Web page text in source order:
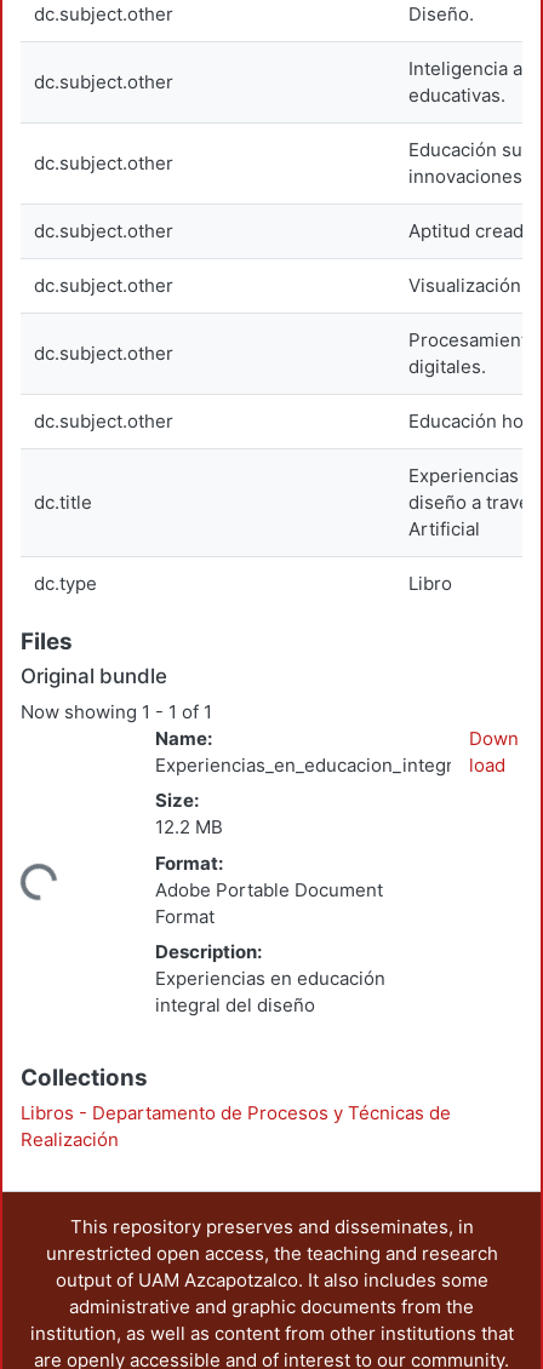
dc.subject.other Diseño.
dc.subject.other
Inteligencia
educativas.
dc.subject.other
Educación
innovaciones
dc.subject.other Aptitud
dc.subject.other Visualización
dc.subject.other
digitales.
dc.subject.other Educación
dc.title
Experiencias
diseño a
Artificial
dc.type Libro
Files
Original bundle
Now showing 1 - 1 of 1
Loading...
Name:
Size:
12.2 MB
Format:
Adobe Portable Document
Format
Description:
Experiencias en educación
integral del diseño
Down
load
Collections
Libros - Departamento de Procesos y Técnicas de
Realización
This repository preserves and disseminates, in
unrestricted open access, the teaching and research
output of UAM Azcapotzalco. It also includes some
administrative and graphic documents from the
institution, as well as content from other institutions that
are openly accessible and of interest to our community.